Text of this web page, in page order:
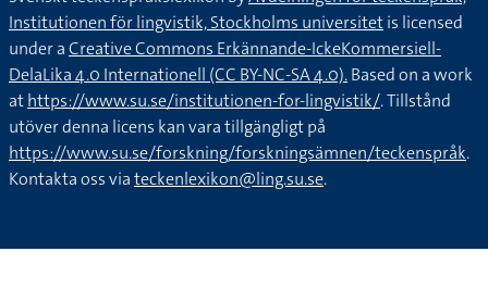
Institutionen för lingvistik, Stockholms universitetis licensed
under aCreative Commons Erkännande-IckeKommersiell-
DelaLika 4.0 Internationell (CC BY-NC-SA 4.0).Based on a work
athttps://www.su.se/institutionen-for-lingvistik/. Tillstånd
utöver denna licens kan vara tillgängligt på
https://www.su.se/forskning/forskningsämnen/teckenspråk.
Kontakta oss viateckenlexikon@ling.su.se.